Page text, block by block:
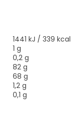
1441 kJ / 339 kcal
1 g
0,2 g
82 g
68 g
1,2 g
0,1 g